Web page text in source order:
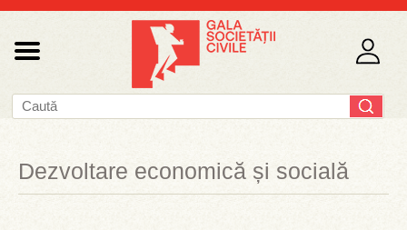
Dezvoltare economică și socială